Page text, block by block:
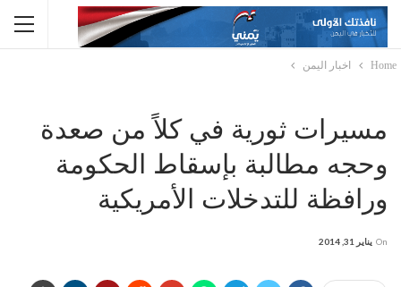
Home اخبار اليمن
مسيرات ثورية في كلاً من صعدة
وحجه مطالبة بإسقاط الحكومة
ورافظة للتدخلات الأمريكية
On يناير 31, 2014